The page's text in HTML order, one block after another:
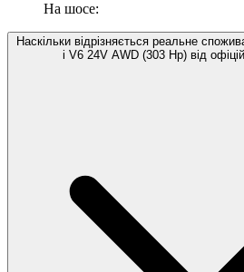
На шосе:
Наскільки відрізняється реальне
i V6 24V AWD (303 Hp) від